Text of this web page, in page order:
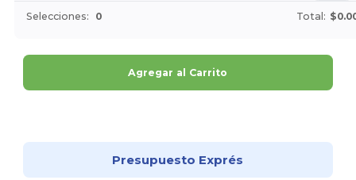
Selecciones: 0 Total:
Agregar al Carrito
Presupuesto Exprés